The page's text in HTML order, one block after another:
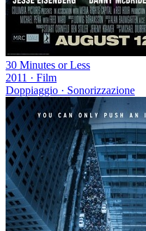
30 Minutes or Less
2011 · Film
Doppiaggio · Sonorizzazione